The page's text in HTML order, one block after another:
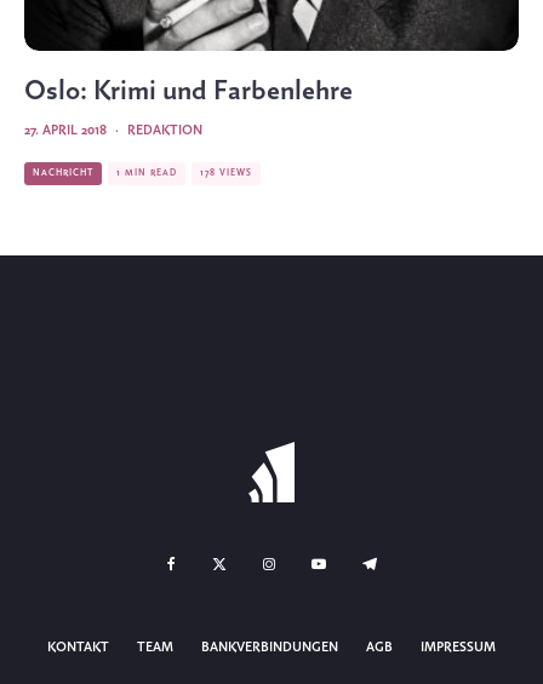
Oslo: Krimi und Farbenlehre
REDAKTION
·
27. APRIL 2018
NACHRICHT 1 MIN READ 178 VIEWS
KONTAKT TEAM BANKVERBINDUNGEN AGB IMPRESSUM